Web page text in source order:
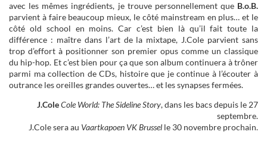
avec les mêmes ingrédients, je trouve personnellement que B.o.B.
parvient à faire beaucoup mieux, le côté mainstream en plus… et le
côté old school en moins. Car c’est bien là qu’il fait toute la
différence : maître dans l’art de la mixtape, J.Cole parvient sans
trop d’effort à positionner son premier opus comme un classique
du hip-hop. Et c’est bien pour ça que son album continuera à trôner
parmi ma collection de CDs, histoire que je continue à l’écouter à
outrance les oreilles grandes ouvertes… et les synapses fermées.
J.ColeCole World: The Sideline Story, dans les bacs depuis le 27
septembre.
J.Cole sera au Vaartkapoen VK Brussel le 30 novembre prochain.